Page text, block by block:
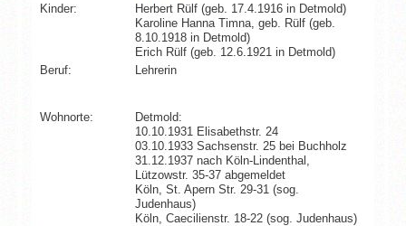
Kinder:
Herbert Rülf (geb. 17.4.1916 in Detmold)
Karoline Hanna Timna, geb. Rülf (geb.
8.10.1918 in Detmold)
Erich Rülf (geb. 12.6.1921 in Detmold)
Beruf:
Lehrerin
Wohnorte:
Detmold:
10.10.1931 Elisabethstr. 24
03.10.1933 Sachsenstr. 25 bei Buchholz
31.12.1937 nach Köln-Lindenthal,
Lützowstr. 35-37 abgemeldet
Köln, St. Apern Str. 29-31 (sog.
Judenhaus)
Köln, Caecilienstr. 18-22 (sog. Judenhaus)